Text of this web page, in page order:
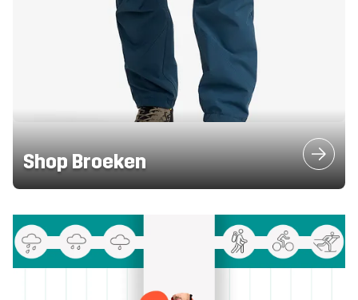
Shop Broeken